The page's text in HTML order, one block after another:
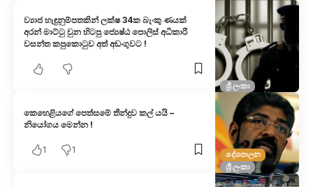
ශ්‍රී ලංකා
ව්‍යාජ හැඳුනුම්පතකින් ලක්ෂ 34ක බැංකු ණයක්
අරන් මාට්ටු වුන හිටපු ජ්‍යෙෂ්ඨ පොලිස් අධිකාරී
වසන්ත කපුකොටුව අත් අඩංගුවට !
දේශපාලන
ශ්‍රී ලංකා
කෙහෙළියගේ පෙත්සමේ තීන්දුව කල් යයි –
නියෝගය මෙන්න !
1 1